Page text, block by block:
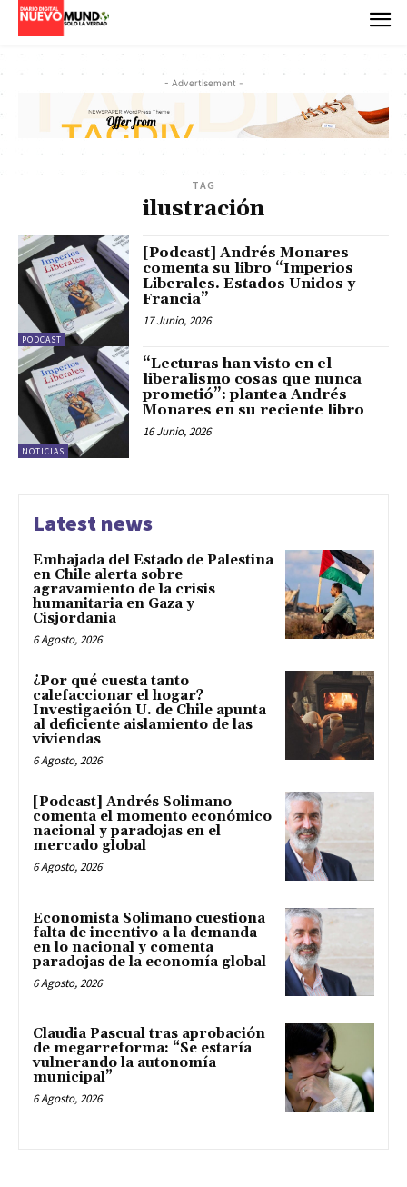
- Advertisement -
TAG
ilustración
PODCAST
[Podcast] Andrés Monares
comenta su libro “Imperios
Liberales. Estados Unidos y
Francia”
17 Junio, 2026
NOTICIAS
“Lecturas han visto en el
liberalismo cosas que nunca
prometió”: plantea Andrés
Monares en su reciente libro
16 Junio, 2026
Latest news
Embajada del Estado de Palestina
en Chile alerta sobre
agravamiento de la crisis
humanitaria en Gaza y
Cisjordania
6 Agosto, 2026
¿Por qué cuesta tanto
calefaccionar el hogar?
Investigación U. de Chile apunta
al deficiente aislamiento de las
viviendas
6 Agosto, 2026
[Podcast] Andrés Solimano
comenta el momento económico
nacional y paradojas en el
mercado global
6 Agosto, 2026
Economista Solimano cuestiona
falta de incentivo a la demanda
en lo nacional y comenta
paradojas de la economía global
6 Agosto, 2026
Claudia Pascual tras aprobación
de megarreforma: “Se estaría
vulnerando la autonomía
municipal”
6 Agosto, 2026